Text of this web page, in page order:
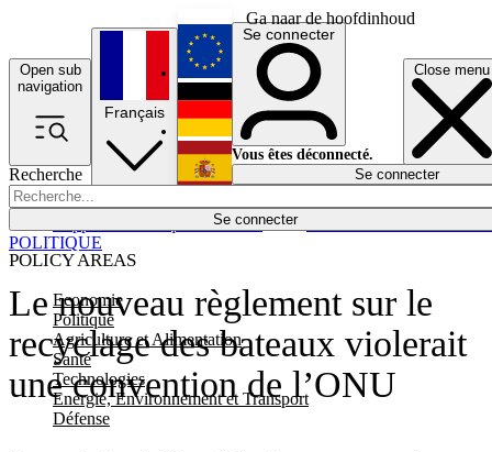
Ga naar de hoofdinhoud
Open sub
navigation
Close menu
Recherche
Se connecter
POLICY AREAS
Economie
Politique
Agriculture et Alimentation
Santé
Technologies
Energie, Environnement et Transport
Défense
Économie
Français
English
Deutsch
Español
Se connecter
Vous êtes déconnecté.
Se connecter
Le nouveau règlement sur le
recyclage des bateaux violerait
une convention de l’ONU
POLITIQUE